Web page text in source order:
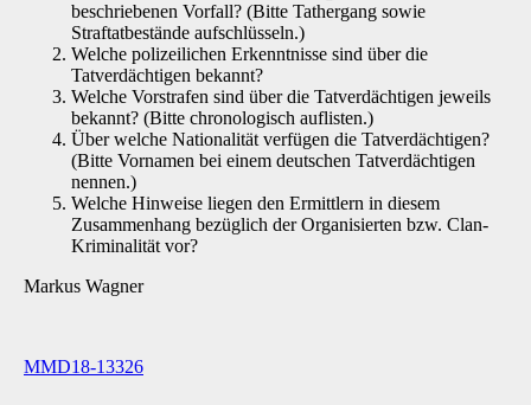
beschriebenen Vorfall? (Bitte Tathergang sowie
Straftatbestände aufschlüsseln.)
Welche polizeilichen Erkenntnisse sind über die
Tatverdächtigen bekannt?
Welche Vorstrafen sind über die Tatverdächtigen jeweils
bekannt? (Bitte chronologisch auflisten.)
Über welche Nationalität verfügen die Tatverdächtigen?
(Bitte Vornamen bei einem deutschen Tatverdächtigen
nennen.)
Welche Hinweise liegen den Ermittlern in diesem
Zusammenhang bezüglich der Organisierten bzw. Clan-
Kriminalität vor?
Markus Wagner
MMD18-13326